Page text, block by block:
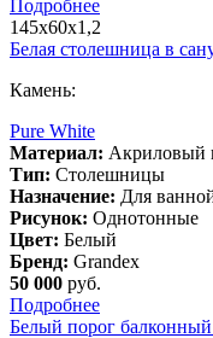
Подробнее
145х60х1,2
Белая столешница в
Камень:
Pure White
Материал: Акриловый
Тип: Столешницы
Назначение: Для
Рисунок: Однотонные
Цвет: Белый
Бренд: Grandex
50 000 руб.
Подробнее
Белый порог